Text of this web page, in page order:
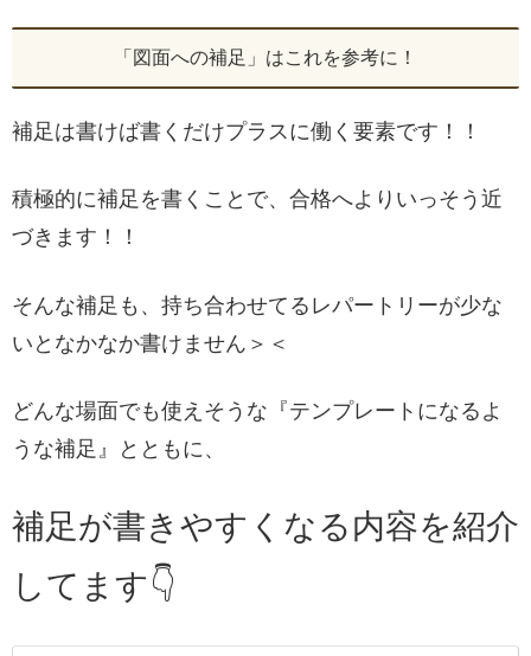
「図面への補足」はこれを参考に！
補足は書けば書くだけプラスに働く要素です！！
積極的に補足を書くことで、合格へよりいっそう近
づきます！！
そんな補足も、持ち合わせてるレパートリーが少な
いとなかなか書けません＞＜
どんな場面でも使えそうな『テンプレートになるよ
うな補足』とともに、
補足が書きやすくなる内容を紹介
してます👇